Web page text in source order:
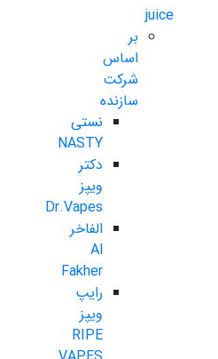
juice
بر
اساس
شرکت
سازنده
نستی
NASTY
دکتر
ویپز
Dr.Vapes
الفاخر
Al
Fakher
رایپ
ویپز
RIPE